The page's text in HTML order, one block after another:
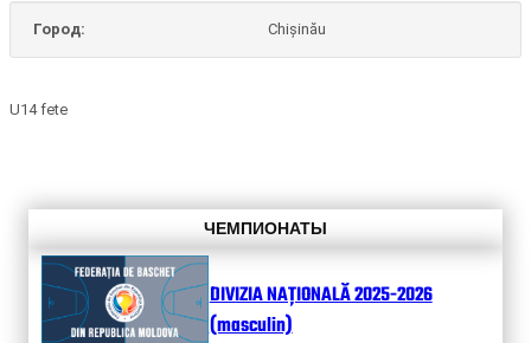
Город: Chișinău
U14 fete
ЧЕМПИОНАТЫ
DIVIZIA NAȚIONALĂ 2025-2026
(masculin)